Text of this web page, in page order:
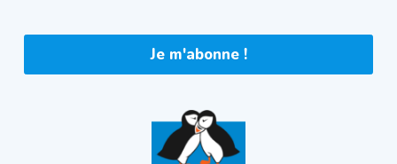
Je m'abonne !